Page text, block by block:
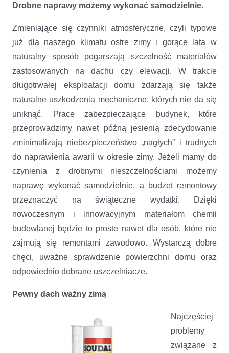
Drobne naprawy możemy wykonać samodzielnie.
Zmieniające się czynniki atmosferyczne, czyli typowe
już dla naszego klimatu ostre zimy i gorące lata w
naturalny sposób pogarszają szczelność materiałów
zastosowanych na dachu czy elewacji. W trakcie
długotrwałej eksploatacji domu zdarzają się także
naturalne uszkodzenia mechaniczne, których nie da się
uniknąć. Prace zabezpieczające budynek, które
przeprowadzimy nawet późną jesienią zdecydowanie
zminimalizują niebezpieczeństwo „nagłych” i trudnych
do naprawienia awarii w okresie zimy. Jeżeli mamy do
czynienia z drobnymi nieszczelnościami możemy
naprawę wykonać samodzielnie, a budżet remontowy
przeznaczyć na świąteczne wydatki. Dzięki
nowoczesnym i innowacyjnym materiałom chemii
budowlanej będzie to proste nawet dla osób, które nie
zajmują się remontami zawodowo. Wystarczą dobre
chęci, uważne sprawdzenie powierzchni domu oraz
odpowiednio dobrane uszczelniacze.
Pewny dach ważny zimą
Najczęściej
problemy
związane z